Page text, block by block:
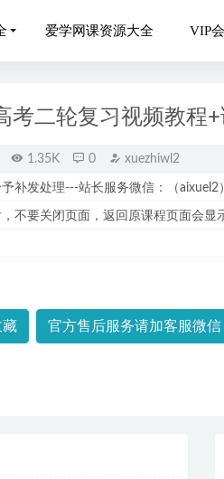
爱学网课资源大全 VIP
考二轮复习视频教程
1.35K 0 xuezhiwl2
补发处理---站长服务微信：（aixuel2）
不要关闭页面，返回原课程页面会显
藏 官方售后服务请加客服微信
2022-09-12
（暑假班+秋季班）
（寒假+春季班）
+讲义学习资料